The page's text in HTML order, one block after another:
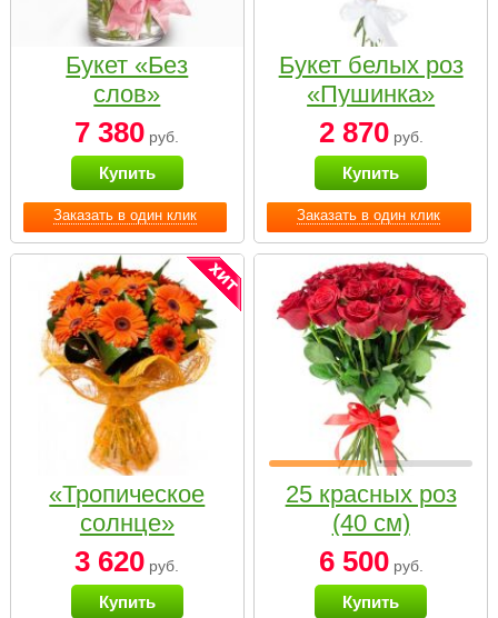
Заказать в один клик
Букет «Без
слов»
7 380 руб.
Купить
Заказать в один клик
Букет белых роз
«Пушинка»
2 870руб.
Купить
«Тропическое
солнце»
3 620 руб.
Купить
25 красных роз
(40 см)
6 500руб.
Купить